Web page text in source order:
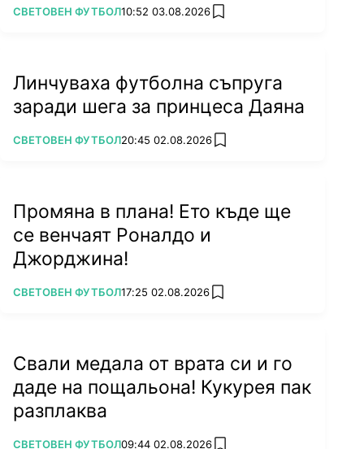
ПОВЕЧЕ ОТ
СВЕТОВЕН ФУТБОЛ10:52 03.08.2026 add favorites
Линчуваха футболна съпруга
заради шега за принцеса Даяна
ПОВЕЧЕ ОТ
СВЕТОВЕН ФУТБОЛ20:45 02.08.2026 add favorites
Промяна в плана! Ето къде ще
се венчаят Роналдо и
Джорджина!
ПОВЕЧЕ ОТ
СВЕТОВЕН ФУТБОЛ17:25 02.08.2026 add favorites
Свали медала от врата си и го
даде на пощальона! Кукурея пак
разплаква
ПОВЕЧЕ ОТ
СВЕТОВЕН ФУТБОЛ09:44 02.08.2026